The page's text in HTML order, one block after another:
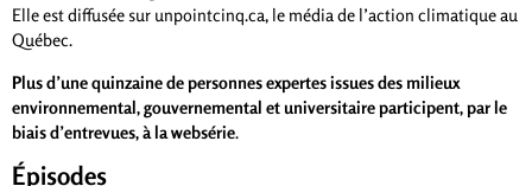
Elle est diffusée sur unpointcinq.ca, le média de l’action climatique au
Québec.
Plus d’une quinzaine de personnes expertes issues des milieux
environnemental, gouvernemental et universitaire participent, par le
biais d’entrevues, à la websérie.
Épisodes